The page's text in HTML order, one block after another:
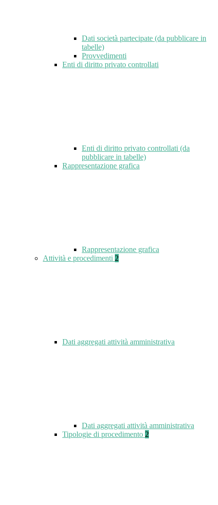
Dati società partecipate (da pubblicare in
tabelle)
Provvedimenti
Enti di diritto privato controllati
Enti di diritto privato controllati (da
pubblicare in tabelle)
Rappresentazione grafica
Rappresentazione grafica
Attività e procedimenti 2
Dati aggregati attività amministrativa
Dati aggregati attività amministrativa
Tipologie di procedimento 2